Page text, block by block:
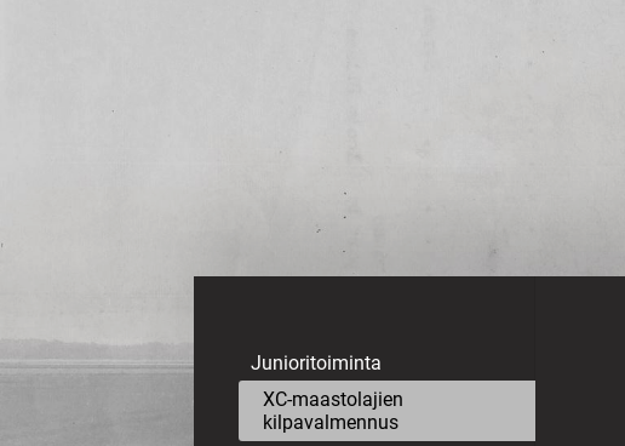
Junioritoiminta
XC-maastolajien
kilpavalmennus